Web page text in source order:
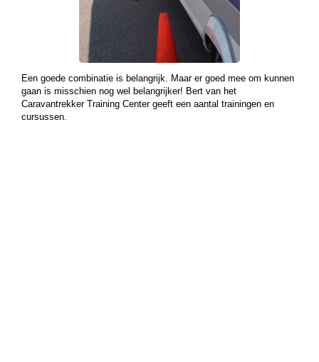
Een goede combinatie is belangrijk. Maar er goed mee om kunnen
gaan is misschien nog wel belangrijker! Bert van het
Caravantrekker Training Center geeft een aantal trainingen en
cursussen.